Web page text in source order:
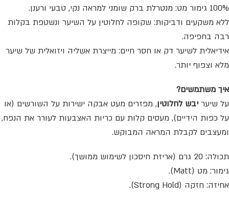
100% גימור מט: מנטרלת ברק שומני למראה נקי, טבעי ורענן.
ללא משקעים ודביקות: שקופה לחלוטין על השיער ונשטפת בקלות
רבה בחפיפה.
אידיאלית לשיער דק או חסר חיים: מייצרת אשליה ויזואלית של שיער
מלא וצפוף יותר.
איך משתמשים?
על שיער יבש לחלוטין, מפזרים מעט אבקה ישירות על השורשים (או
על כפות הידיים), מעסים קלות עם כריות האצבעות לעורר את הנפח,
ומעצבים לקבלת המראה המבוקש.
תכולה: 20 גרם (אריזת חיסכון לשימוש ממושך).
גימור: מט (Matt).
אחיזה: חזקה (Strong Hold).